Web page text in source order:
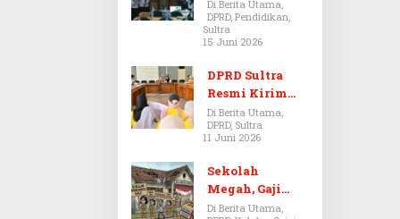
Guru,
Rencanakan
Pendidikan
Di Berita Utama,
DPRD, Pendidikan,
Sultra
15 Juni 2026
DPRD Sultra
Resmi Kirim
Aspirasi Tolak
Peraturan
BPOM No. 5
Tahun 2026 ke
Komisi IX DPR
Di Berita Utama,
DPRD, Sultra
11 Juni 2026
Sekolah
Megah, Gaji
Guru Berdarah-
Di Berita Utama,